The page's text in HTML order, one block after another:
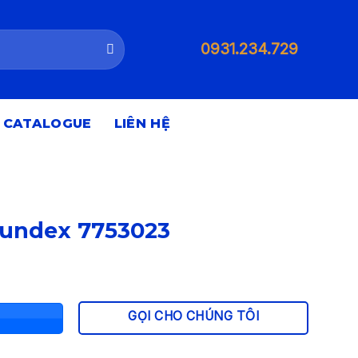
0931.234.729
CATALOGUE LIÊN HỆ
7753023
GỌI CHO CHÚNG TÔI